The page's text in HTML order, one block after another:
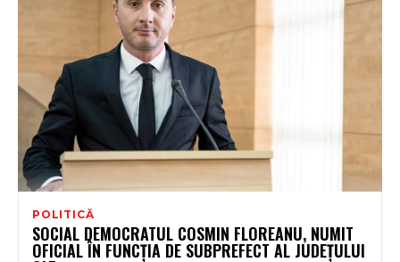
POLITICĂ
SOCIAL DEMOCRATUL COSMIN FLOREANU, NUMIT
OFICIAL ÎN FUNCȚIA DE SUBPREFECT AL JUDEȚULUI